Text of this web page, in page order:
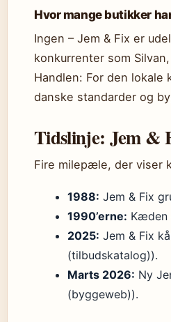
Hvor mange butikker
Ingen – Jem & Fix er
konkurrenter som
Handlen: For den
danske standarder og
Tidslinje: Jem &
Fire milepæle, der viser
1988: Jem & Fix
1990’erne: Kæden
2025: Jem & Fix
(tilbudskatalog)).
Marts 2026: Ny
(byggeweb)).